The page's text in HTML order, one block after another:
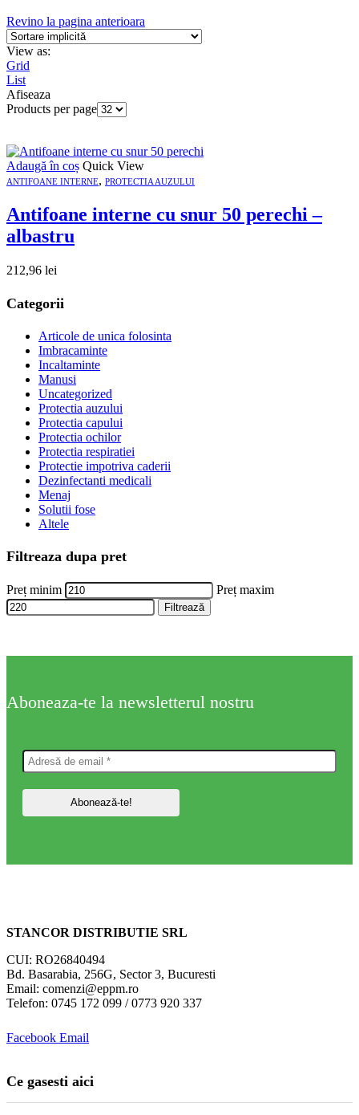
Revino la pagina anterioara
View as:
Grid
List
Afiseaza
Products per page
Adaugă în coș Quick View
ANTIFOANE INTERNE, PROTECTIA AUZULUI
Antifoane interne cu snur 50 perechi –
albastru
212,96 lei
Categorii
Articole de unica folosinta
Imbracaminte
Incaltaminte
Manusi
Uncategorized
Protectia auzului
Protectia capului
Protectia ochilor
Protectia respiratiei
Protectie impotriva caderii
Dezinfectanti medicali
Menaj
Solutii fose
Altele
Filtreaza dupa pret
Preț minim Preț maxim
Filtrează
Aboneaza-te la newsletterul nostru
STANCOR DISTRIBUTIE SRL
CUI: RO26840494
Bd. Basarabia, 256G, Sector 3, Bucuresti
Email: comenzi@eppm.ro
Telefon: 0745 172 099 / 0773 920 337
Facebook Email
Ce gasesti aici